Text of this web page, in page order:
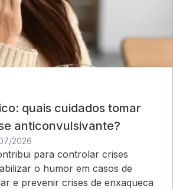
quais cuidados tomar
anticonvulsivante?
2026
para controlar crises
o humor em casos de
e prevenir crises de enxaqueca